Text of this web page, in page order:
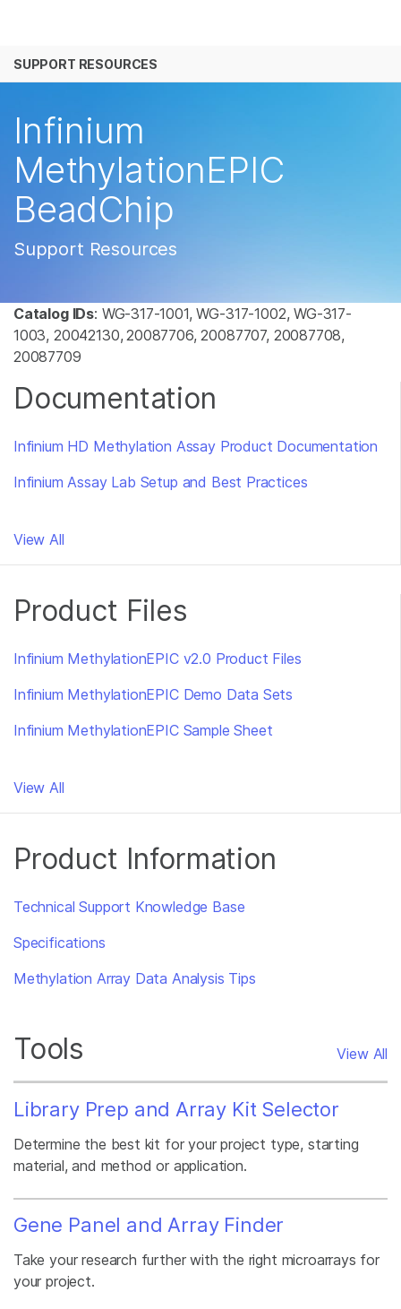
解决方案
公司
支持
推荐内容链接
SUPPORT RESOURCES
Infinium
MethylationEPIC
BeadChip
Support Resources
Catalog IDs: WG-317-1001, WG-317-1002, WG-317-
1003, 20042130,20087706, 20087707, 20087708,
20087709
Documentation
Infinium HD Methylation Assay Product Documentation
Infinium Assay Lab Setup and Best Practices
View All
Product Files
Infinium MethylationEPIC v2.0 Product Files
Infinium MethylationEPIC Demo Data Sets
Infinium MethylationEPIC Sample Sheet
View All
Product Information
Technical Support Knowledge Base
Specifications
Methylation Array Data Analysis Tips
Tools View All
Library Prep and Array Kit Selector
Determine the best kit for your project type, starting
material, and method or application.
Gene Panel and Array Finder
Take your research further with the right microarrays for
your project.
查看更多相关内容。选择您感兴趣的领域:
微生物学
复杂疾病